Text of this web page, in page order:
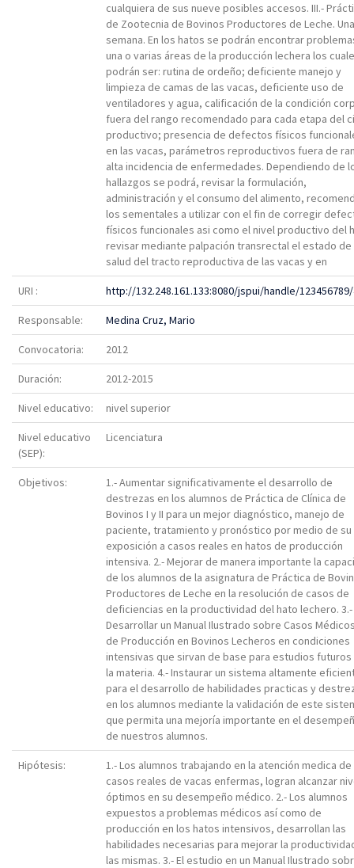
cualquiera de sus nueve posibles accesos. III.-
de Zootecnia de Bovinos Productores de Leche. Una
semana. En los hatos se podrán encontrar
una o varias áreas de la producción lechera los
podrán ser: rutina de ordeño; deficiente manejo y
limpieza de camas de las vacas, deficiente uso de
ventiladores y agua, calificación de la condición
fuera del rango recomendado para cada etapa del
productivo; presencia de defectos físicos
en las vacas, parámetros reproductivos fuera de
alta incidencia de enfermedades. Dependiendo de
hallazgos se podrá, revisar la formulación,
administración y el consumo del alimento,
los sementales a utilizar con el fin de corregir
físicos funcionales asi como el nivel productivo del
revisar mediante palpación transrectal el estado de
salud del tracto reproductiva de las vacas y en
URI : http://132.248.161.133:8080/jspui/handle/
Responsable: Medina Cruz, Mario
Convocatoria: 2012
Duración: 2012-2015
Nivel educativo: nivel superior
Nivel educativo
(SEP):
Licenciatura
Objetivos:
1.- Aumentar significativamente el desarrollo de
destrezas en los alumnos de Práctica de Clínica de
Bovinos I y II para un mejor diagnóstico, manejo de
paciente, tratamiento y pronóstico por medio de su
exposición a casos reales en hatos de producción
intensiva. 2.- Mejorar de manera importante la
de los alumnos de la asignatura de Práctica de
Productores de Leche en la resolución de casos de
deficiencias en la productividad del hato lechero. 3.-
Desarrollar un Manual Ilustrado sobre Casos
de Producción en Bovinos Lecheros en condiciones
intensivas que sirvan de base para estudios
la materia. 4.- Instaurar un sistema altamente
para el desarrollo de habilidades practicas y
en los alumnos mediante la validación de este
que permita una mejoría importante en el
de nuestros alumnos.
Hipótesis:
1.- Los alumnos trabajando en la atención medica de
casos reales de vacas enfermas, logran alcanzar
óptimos en su desempeño médico. 2.- Los alumnos
expuestos a problemas médicos así como de
producción en los hatos intensivos, desarrollan las
habilidades necesarias para mejorar la
las mismas. 3.- El estudio en un Manual Ilustrado